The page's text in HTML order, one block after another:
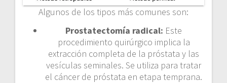
Algunos de los tipos más comunes son:
Prostatectomía radical: Este
procedimiento quirúrgico implica la
extracción completa de la próstata y las
vesículas seminales. Se utiliza para tratar
el cáncer de próstata en etapa temprana.